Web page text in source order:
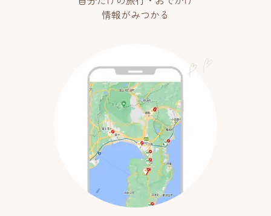
情報がみつかる